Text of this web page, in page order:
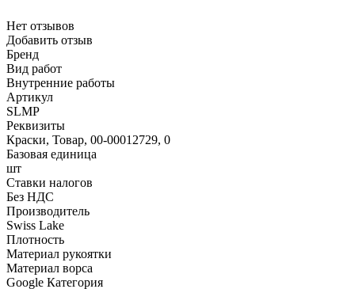
Нет отзывов
Добавить отзыв
Бренд
Вид работ
Внутренние работы
Артикул
SLMP
Реквизиты
Краски, Товар, 00-00012729, 0
Базовая единица
шт
Ставки налогов
Без НДС
Производитель
Swiss Lake
Плотность
Материал рукоятки
Материал ворса
Google Категория